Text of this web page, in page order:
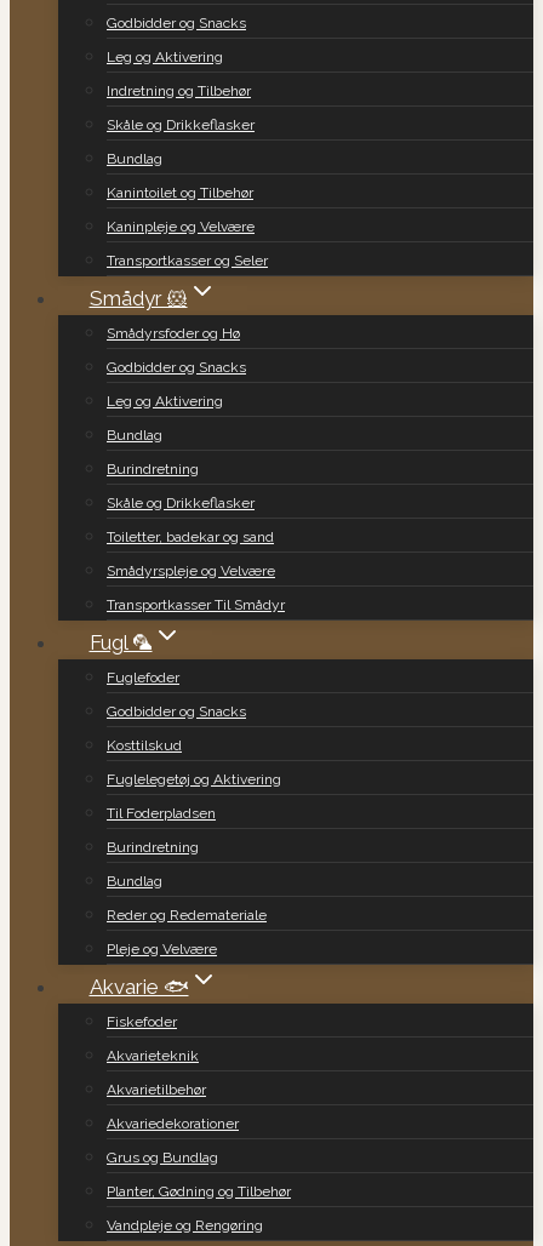
Godbidder og Snacks
Leg og Aktivering
Indretning og Tilbehør
Skåle og Drikkeflasker
Bundlag
Kanintoilet og Tilbehør
Kaninpleje og Velvære
Transportkasser og Seler
Smådyr 🐹
Smådyrsfoder og Hø
Godbidder og Snacks
Leg og Aktivering
Bundlag
Burindretning
Skåle og Drikkeflasker
Toiletter, badekar og sand
Smådyrspleje og Velvære
Transportkasser Til Smådyr
Fugl 🦜
Fuglefoder
Godbidder og Snacks
Kosttilskud
Fuglelegetøj og Aktivering
Til Foderpladsen
Burindretning
Bundlag
Reder og Redemateriale
Pleje og Velvære
Akvarie 🐟
Fiskefoder
Akvarieteknik
Akvarietilbehør
Akvariedekorationer
Grus og Bundlag
Planter, Gødning og Tilbehør
Vandpleje og Rengøring